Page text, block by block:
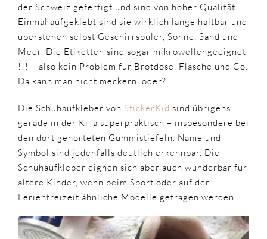
der Schweiz gefertigt und sind von hoher Qualität.
Einmal aufgeklebt sind sie wirklich lange haltbar und
überstehen selbst Geschirrspüler, Sonne, Sand und
Meer. Die Etiketten sind sogar mikrowellengeeignet
!!! – also kein Problem für Brotdose, Flasche und Co.
Da kann man nicht meckern, oder?
Die Schuhaufkleber von StickerKid sind übrigens
gerade in der KiTa superpraktisch – insbesondere bei
den dort gehorteten Gummistiefeln. Name und
Symbol sind jedenfalls deutlich erkennbar. Die
Schuhaufkleber eignen sich aber auch wunderbar für
ältere Kinder, wenn beim Sport oder auf der
Ferienfreizeit ähnliche Modelle getragen werden.